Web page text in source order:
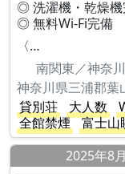
◎ 洗濯機・乾燥機
◎ 無料Wi-Fi完備
〈…
南関東／神奈
神奈川県三浦郡葉
貸別荘
大人数
全館禁煙
富士山
2025年8